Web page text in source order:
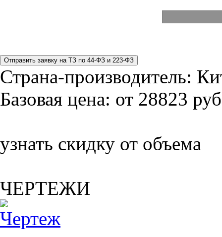
Страна-производитель:
Базовая цена: от 28823
узнать скидку от объема
ЧЕРТЕЖИ